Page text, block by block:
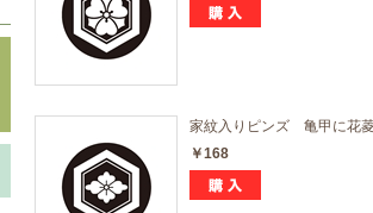
家紋入りピンズ 亀甲に花
￥168